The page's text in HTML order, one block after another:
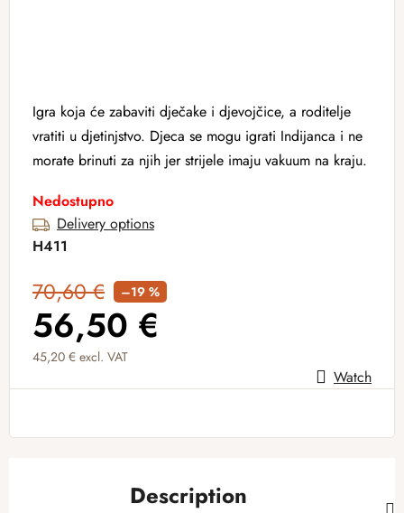
Igra koja će zabaviti dječake i djevojčice, a roditelje
vratiti u djetinjstvo. Djeca se mogu igrati Indijanca i ne
morate brinuti za njih jer strijele imaju vakuum na kraju.
Nedostupno
Delivery options
H411
70,60 € –19 %
56,50 €
45,20 € excl. VAT
Measure price: Watch
Description